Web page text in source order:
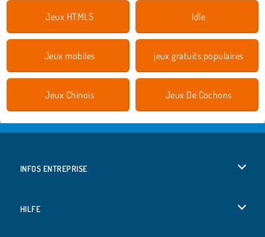
Jeux HTML5 Idle
Jeux mobiles jeux gratuits populaires
Jeux Chinois Jeux De Cochons
INFOS ENTREPRISE
HILFE